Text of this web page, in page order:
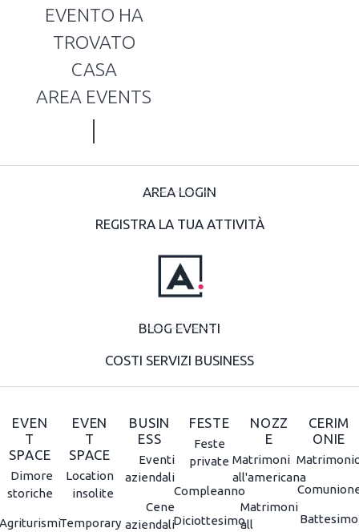
EVENTO HA
TROVATO
CASA
AREA EVENTS
AREA LOGIN
REGISTRA LA TUA ATTIVITÀ
BLOG EVENTI
COSTI SERVIZI BUSINESS
EVEN
T
SPACE
Dimore
storiche
EVEN
T
SPACE
Location
insolite
Temporary
BUSIN
ESS
Eventi
aziendali
Cene
aziendali
FESTE
Feste
private
Compleanno
Diciottesimo
NOZZ
E
Matrimoni
all'americana
Matrimoni
all
CERIM
ONIE
Battesimo